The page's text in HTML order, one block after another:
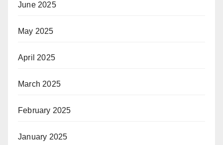
June 2025
May 2025
April 2025
March 2025
February 2025
January 2025